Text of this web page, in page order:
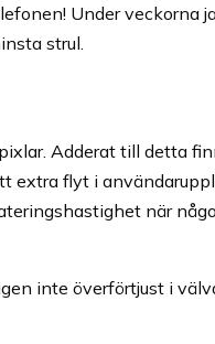
Under veckorna
strul.
Adderat till detta
flyt i
när
inte överförtjust i